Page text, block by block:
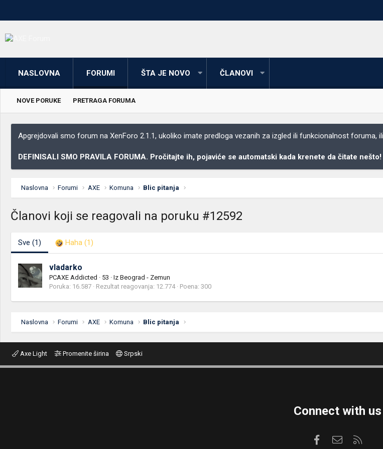
NASLOVNA FORUMI ŠTA JE NOVO ČLANOVI
NOVE PORUKE PRETRAGA FORUMA
Apgrejdovali smo forum na XenForo 2.1.1, ukoliko imate predloga vezanih za izgled ili funkcionalnost foruma,
DEFINISALI SMO PRAVILA FORUMA. Pročitajte ih, pojaviće se automatski kada krenete da čitate nešto!
Naslovna Forumi AXE Komuna Blic pitanja
Članovi koji se reagovali na poruku #12592
Sve (1) Haha (1)
vladarko
PCAXE Addicted · 53 · Iz Beograd - Zemun
Poruka 16.587 Rezultat reagovanja 12.774 Poena 300
Naslovna Forumi AXE Komuna Blic pitanja
Axe Light Promenite širina Srpski
Connect with us
FacebookKontaktirajte